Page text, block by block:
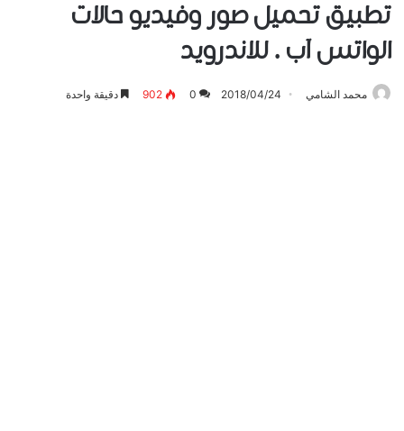
تطبيق تحميل صور وفيديو حالات
الواتس آب . للاندرويد
محمد الشامي 2018/04/24
0
902 دقيقة واحدة